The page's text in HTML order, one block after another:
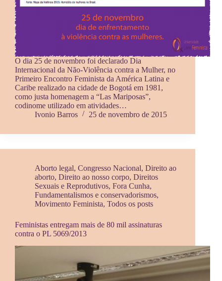
O dia 25 de novembro foi declarado Dia
Internacional da Não-Violência contra a Mulher, no
Primeiro Encontro Feminista da América Latina e
Caribe realizado na cidade de Bogotá em 1981,
como justa homenagem a “Las Mariposas”,
codinome utilizado em atividades…
Ivonio Barros
25 de novembro de 2015
Aborto legal, Congresso Nacional, Direito ao
aborto, Direito ao nosso corpo, Direitos
Sexuais e Reprodutivos, Fora Cunha,
Fundamentalismos e conservadorismos,
Movimento Feminista, Todos os posts
Feministas entregam mais de 80 mil assinaturas
contra o PL 5069/2013